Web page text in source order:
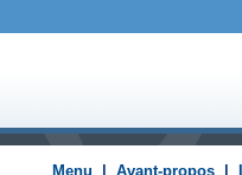
Menu Avant-propos